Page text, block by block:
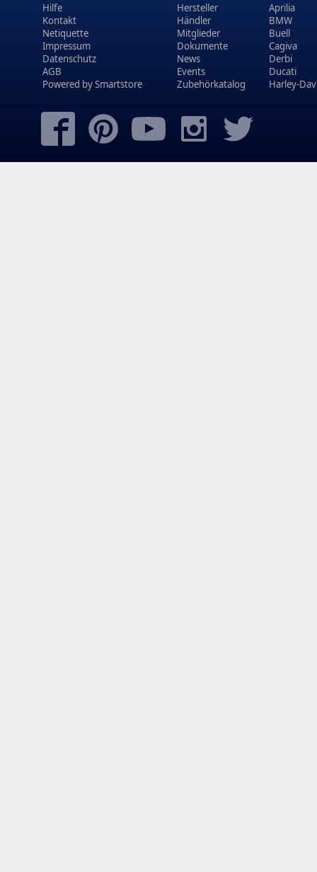
Hilfe
Kontakt
Netiquette
Impressum
Datenschutz
AGB
Powered bySmartstore
Hersteller
Händler
Mitglieder
Dokumente
News
Events
Zubehörkatalog
Aprilia
BMW
Buell
Cagiva
Derbi
Ducati
Harley-